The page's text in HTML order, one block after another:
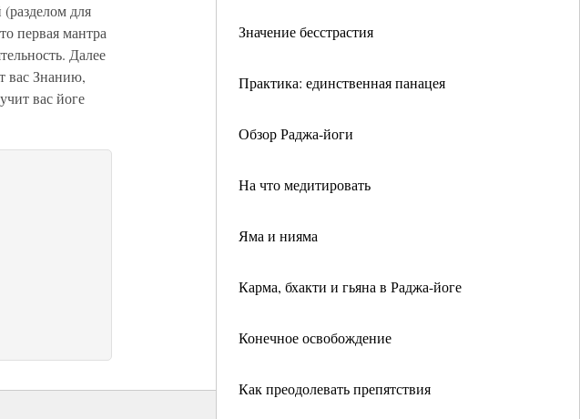
Значение бесстрастия
Практика: единственная панацея
Обзор Раджа-йоги
На что медитировать
Яма и нияма
Карма, бхакти и гьяна в Раджа-йоге
Конечное освобождение
Как преодолевать препятствия
для
первая мантра
Далее
вас Знанию,
вас йоге